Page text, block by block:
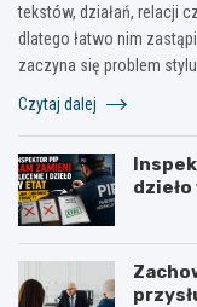
tekstów, działań, relacji
dlatego łatwo nim
zaczyna się problem
Czytaj dalej